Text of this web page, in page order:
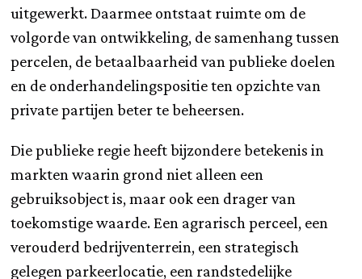
uitgewerkt. Daarmee ontstaat ruimte om de
volgorde van ontwikkeling, de samenhang tussen
percelen, de betaalbaarheid van publieke doelen
en de onderhandelingspositie ten opzichte van
private partijen beter te beheersen.
Die publieke regie heeft bijzondere betekenis in
markten waarin grond niet alleen een
gebruiksobject is, maar ook een drager van
toekomstige waarde. Een agrarisch perceel, een
verouderd bedrijventerrein, een strategisch
gelegen parkeerlocatie, een randstedelijke